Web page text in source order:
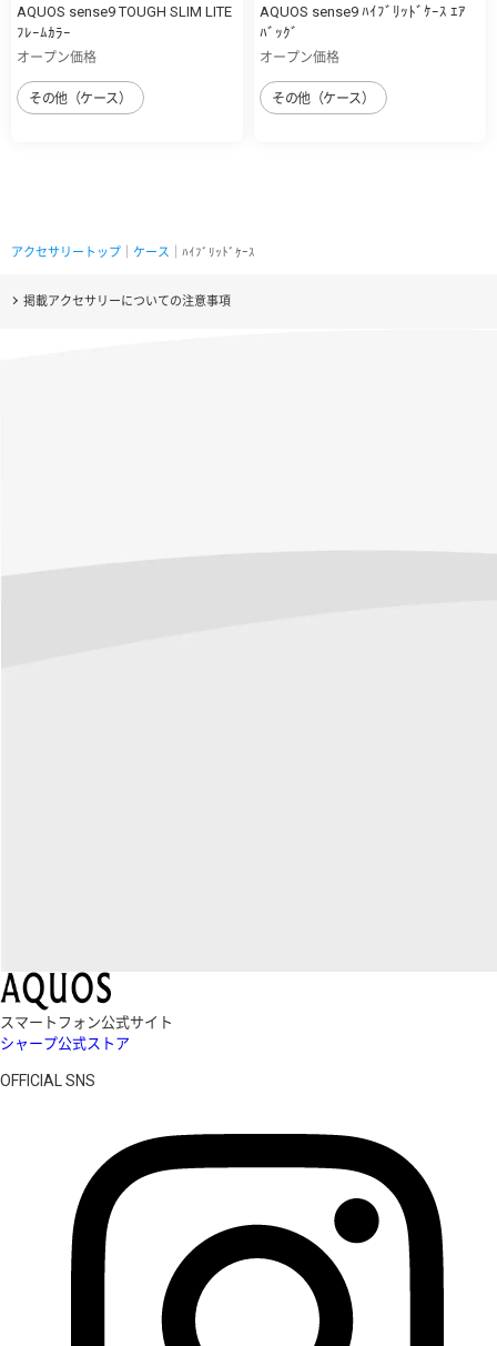
AQUOS sense9 TOUGH SLIM LITE
ﾌﾚｰﾑｶﾗｰ
オープン価格
その他（ケース）
AQUOS sense9 ﾊｲﾌﾞﾘｯﾄﾞｹｰｽ ｴｱ
ﾊﾞｯｸﾞ
オープン価格
その他（ケース）
アクセサリートップ ケース ｜ﾊｲﾌﾞﾘｯﾄﾞｹｰｽ
掲載アクセサリーについての注意事項
スマートフォン公式サイト
シャープ公式ストア
OFFICIAL SNS